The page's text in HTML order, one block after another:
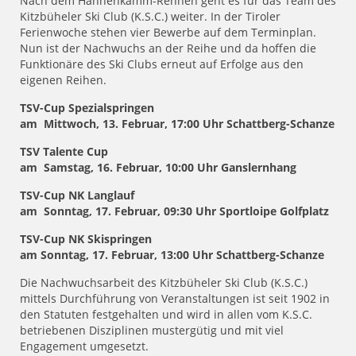
Kitzbüheler Ski Club (K.S.C.) weiter. In der Tiroler
Ferienwoche stehen vier Bewerbe auf dem Terminplan.
Nun ist der Nachwuchs an der Reihe und da hoffen die
Funktionäre des Ski Clubs erneut auf Erfolge aus den
eigenen Reihen.
TSV-Cup Spezialspringen
am Mittwoch, 13. Februar, 17:00 Uhr Schattberg-Schanze
TSV Talente Cup
am Samstag, 16. Februar, 10:00 Uhr Ganslernhang
TSV-Cup NK Langlauf
am Sonntag, 17. Februar, 09:30 Uhr Sportloipe Golfplatz
TSV-Cup NK Skispringen
am Sonntag, 17. Februar, 13:00 Uhr Schattberg-Schanze
Die Nachwuchsarbeit des Kitzbüheler Ski Club (K.S.C.)
mittels Durchführung von Veranstaltungen ist seit 1902 in
den Statuten festgehalten und wird in allen vom K.S.C.
betriebenen Disziplinen mustergütig und mit viel
Engagement umgesetzt.